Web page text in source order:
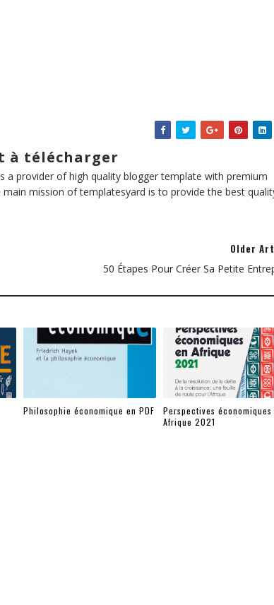
à télécharger
a provider of high quality blogger template with premium
mission of templatesyard is to provide the best
Older
50 Étapes Pour Créer Sa Petite
Philosophie économique en PDF
Perspectives économiques
Afrique 2021